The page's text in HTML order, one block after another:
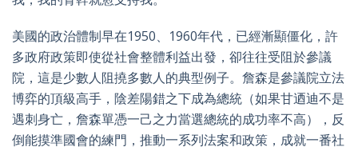
美國的政治體制早在1950、1960年代，已經漸顯僵化，許
多政府政策即使從社會整體利益出發，卻往往受阻於參議
院，這是少數人阻撓多數人的典型例子。詹森是參議院立法
博弈的頂級高手，陰差陽錯之下成為總統（如果甘迺迪不是
遇刺身亡，詹森單憑一己之力當選總統的成功率不高），反
倒能摸準國會的練門，推動一系列法案和政策，成就一番社